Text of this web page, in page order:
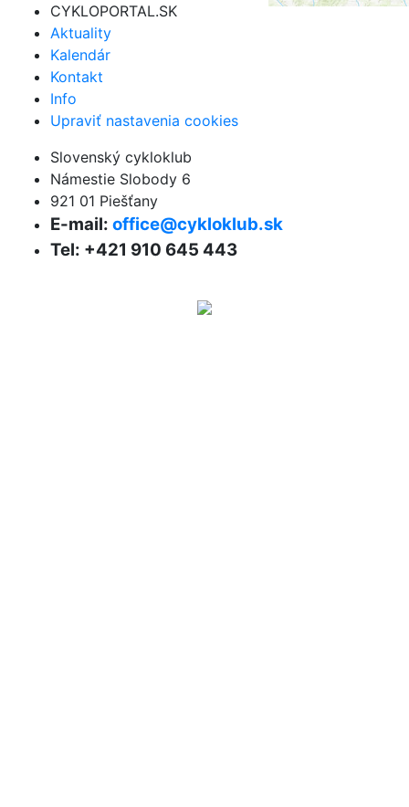
CYKLOPORTAL.SK
Aktuality
Kalendár
Kontakt
Info
Upraviť nastavenia cookies
Slovenský cykloklub
Námestie Slobody 6
921 01 Piešťany
E-mail: office@cykloklub.sk
Tel: +421 910 645 443